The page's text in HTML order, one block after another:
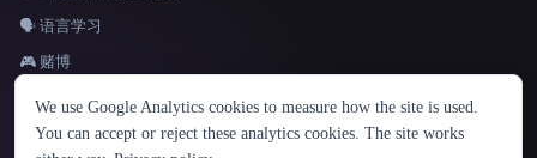
语言
English español Français Русский 简体中文
Hindi
🗣️ 语言学习
🎮 赌博
We use Google Analytics cookies to measure how the site is used.
You can accept or reject these analytics cookies. The site works